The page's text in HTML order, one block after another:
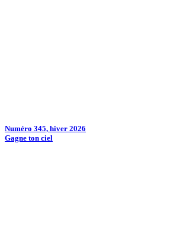
Numéro 345, hiver 2026
Gagne ton ciel